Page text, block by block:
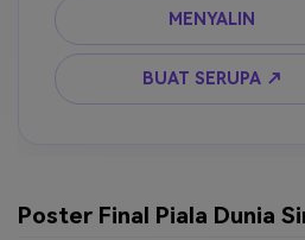
stadion yang dramatis sebelum
mengenakan warna resmi
ekspresi intens, sorotan
suasana asap, komposisi editorial
MENYALIN
BUAT SERUPA ↗
Poster Final Piala Dunia